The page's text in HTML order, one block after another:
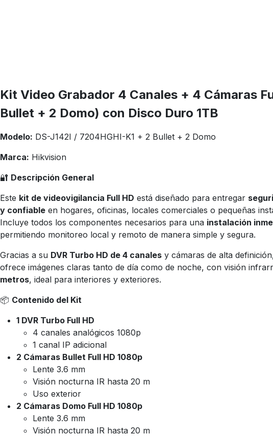
Kit Video Grabador 4 Canales + 4 Cámaras
Bullet + 2 Domo) con Disco Duro 1TB
Modelo: DS-J142I / 7204HGHI-K1 + 2 Bullet + 2 Domo
Marca: Hikvision
🔐 Descripción General
Este kit de videovigilancia Full HD está diseñado para entregar
y confiable en hogares, oficinas, locales comerciales o pequeñas
Incluye todos los componentes necesarios para una instalación
permitiendo monitoreo local y remoto de manera simple y segura.
Gracias a su DVR Turbo HD de 4 canales y cámaras de alta
ofrece imágenes claras tanto de día como de noche, con visión
metros, ideal para interiores y exteriores.
📦 Contenido del Kit
1 DVR Turbo Full HD
4 canales analógicos 1080p
1 canal IP adicional
2 Cámaras Bullet Full HD 1080p
Lente 3.6 mm
Visión nocturna IR hasta 20 m
Uso exterior
2 Cámaras Domo Full HD 1080p
Lente 3.6 mm
Visión nocturna IR hasta 20 m